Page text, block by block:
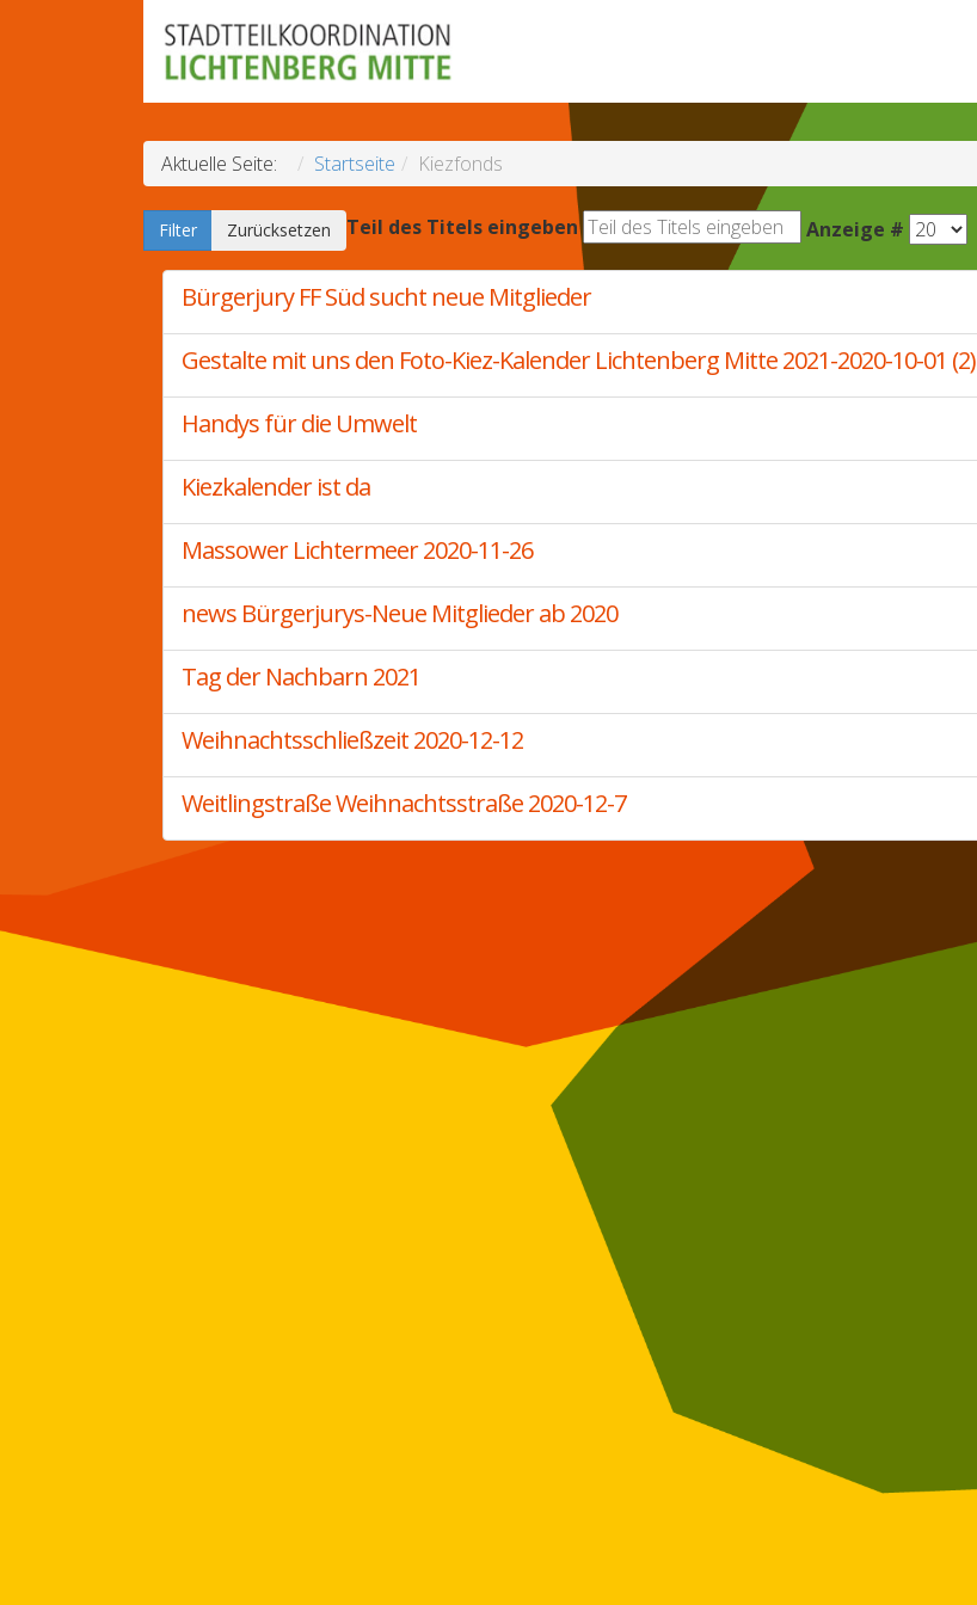
Aktuelle Seite: Startseite Kiezfonds
Teil des Titels eingeben
Filter Zurücksetzen Anzeige #
Bürgerjury FF Süd sucht neue Mitglieder
Gestalte mit uns den Foto-Kiez-Kalender Lichtenberg Mitte 2021-2020-10-01 (2)
Handys für die Umwelt
Kiezkalender ist da
Massower Lichtermeer 2020-11-26
news Bürgerjurys-Neue Mitglieder ab 2020
Tag der Nachbarn 2021
Weihnachtsschließzeit 2020-12-12
Weitlingstraße Weihnachtsstraße 2020-12-7